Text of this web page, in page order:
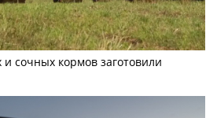
сочных кормов заготовили